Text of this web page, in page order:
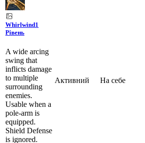
Whirlwind1
Рівень
A wide arcing
swing that
inflicts damage
to multiple
surrounding
enemies.
Usable when a
pole-arm is
equipped.
Shield Defense
is ignored.
Активний На себе